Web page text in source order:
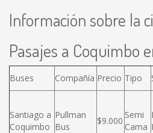
Información sobre la
Pasajes a Coquimbo
Buses Compañía Precio Tipo
Santiago a
Coquimbo
Pullman
Bus
$9.000
Semi
Cama